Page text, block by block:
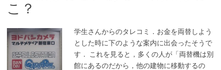
こ？
学生さんからのタレコミ．お金を両替しよう
とした時に下のような案内に出会ったそうで
す． これを見ると，多くの人が「両替機は別
館にあるのだから，他の建物に移動するの